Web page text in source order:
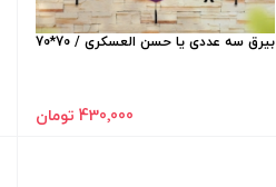
بیرق سه عددی یا حسن العسکری / 70*70
430٬000 تومان